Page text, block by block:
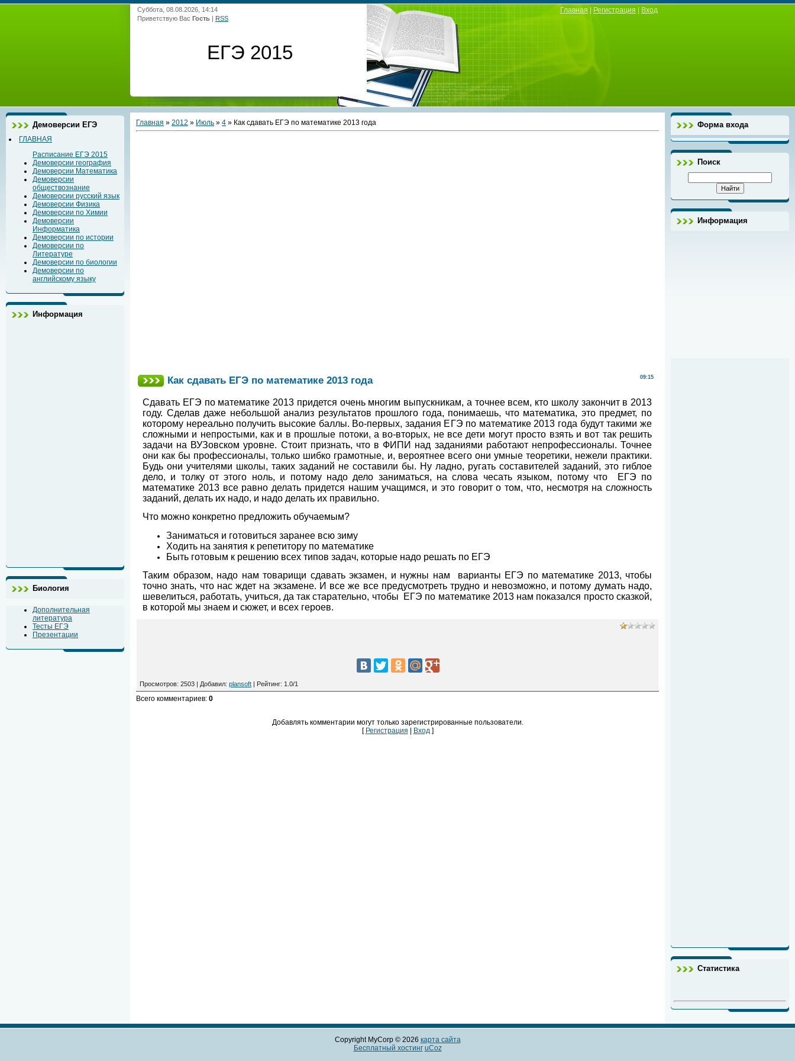
Суббота, 08.08.2026, 14:14
Приветствую Вас Гость | RSS
ЕГЭ 2015
Главная Регистрация Вход
Демоверсии ЕГЭ
ГЛАВНАЯ
Расписание ЕГЭ 2015
Демоверсии география
Демоверсии Математика
Демоверсии
обществознание
Демоверсии русский язык
Демоверсии Физика
Демоверсии по Химии
Демоверсии
Информатика
Демоверсии по истории
Демоверсии по
Литературе
Демоверсии по биологии
Демоверсии по
английскому языку
Информация
Биология
Дополнительная
литература
Тесты ЕГЭ
Презентации
Главная » 2012 » Июль » 4 » Как сдавать ЕГЭ по математике 2013 года
09:15
Как сдавать ЕГЭ по математике 2013 года
Сдавать ЕГЭ по математике 2013 придется очень многим выпускникам, а точнее всем, кто школу закончит в 2013
году. Сделав даже небольшой анализ результатов прошлого года, понимаешь, что математика, это предмет, по
которому нереально получить высокие баллы. Во-первых, задания ЕГЭ по математике 2013 года будут такими же
сложными и непростыми, как и в прошлые потоки, а во-вторых, не все дети могут просто взять и вот так решить
задачи на ВУЗовском уровне. Стоит признать, что в ФИПИ над заданиями работают непрофессионалы. Точнее
они как бы профессионалы, только шибко грамотные, и, вероятнее всего они умные теоретики, нежели практики.
Будь они учителями школы, таких заданий не составили бы. Ну ладно, ругать составителей заданий, это гиблое
дело, и толку от этого ноль, и потому надо дело заниматься, на слова чесать языком, потому что
ЕГЭ по
математике 2013 все равно делать придется нашим учащимся, и это говорит о том, что, несмотря на сложность
заданий, делать их надо, и надо делать их правильно.
Что можно конкретно предложить обучаемым?
Заниматься и готовиться заранее всю зиму
Ходить на занятия к репетитору по математике
Быть готовым к решению всех типов задач, которые надо решать по ЕГЭ
Таким образом, надо нам товарищи сдавать экзамен, и нужны нам
варианты ЕГЭ по математике 2013, чтобы
точно знать, что нас ждет на экзамене. И все же все предусмотреть трудно и невозможно, и потому думать надо,
шевелиться, работать, учиться, да так старательно, чтобы
ЕГЭ по математике 2013 нам показался просто сказкой,
в которой мы знаем и сюжет, и всех героев.
Просмотров: 2503 | Добавил: plansoft | Рейтинг: 1.0/1
Всего комментариев: 0
Добавлять комментарии могут только зарегистрированные пользователи.
[ Регистрация Вход]
Форма входа
Поиск
Информация
Статистика
Copyright MyCorp © 2026 карта сайта
Бесплатный хостинг uCoz